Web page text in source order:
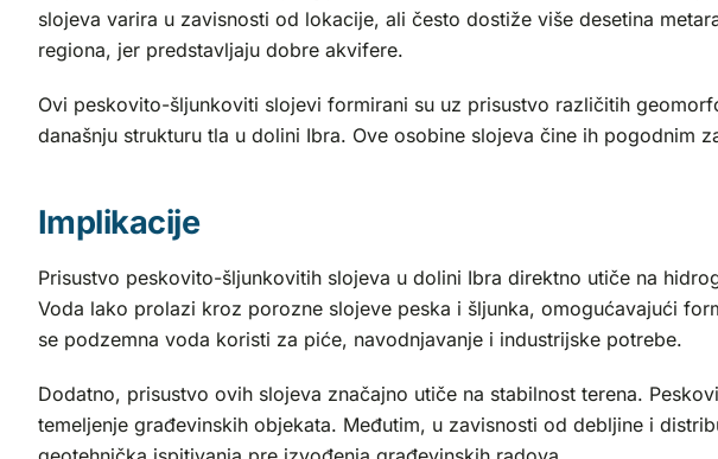
slojeva varira u zavisnosti od lokacije, ali često dostiže više desetina
regiona, jer predstavljaju dobre akvifere.
Ovi peskovito-šljunkoviti slojevi formirani su uz prisustvo različitih
današnju strukturu tla u dolini Ibra. Ove osobine slojeva čine ih
Implikacije
Prisustvo peskovito-šljunkovitih slojeva u dolini Ibra direktno utiče na
Voda lako prolazi kroz porozne slojeve peska i šljunka, omogućavajući
se podzemna voda koristi za piće, navodnjavanje i industrijske potrebe.
Dodatno, prisustvo ovih slojeva značajno utiče na stabilnost terena.
temeljenje građevinskih objekata. Međutim, u zavisnosti od debljine i